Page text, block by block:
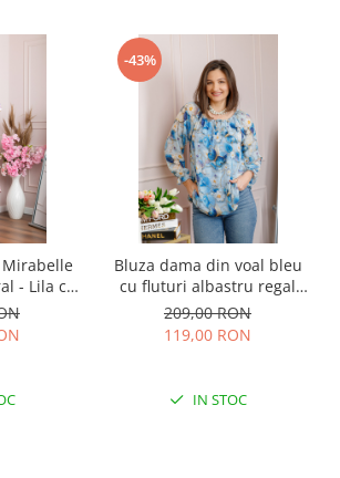
Mirabelle
- Lila cu
-43%
Bluza dama din voal bleu
cu fluturi albastru regal
Georgia
209,00 RON
119,00 RON
IN STOC